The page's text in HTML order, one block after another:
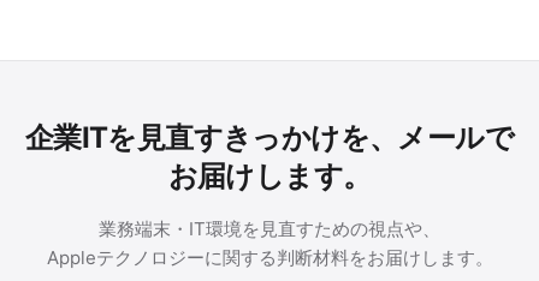
企業ITを見直すきっかけを、メールで
お届けします。
業務端末・IT環境を見直すための視点や、
Appleテクノロジーに関する判断材料をお届けします。